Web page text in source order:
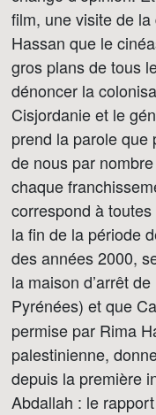
film, une visite de
Hassan que le
gros plans de tous
dénoncer la
Cisjordanie et le
prend la parole que
de nous par
chaque
correspond à
la fin de la période
des années 2000,
la maison d’arrêt
Pyrénées) et que
permise par Rima
palestinienne,
depuis la première
Abdallah : le